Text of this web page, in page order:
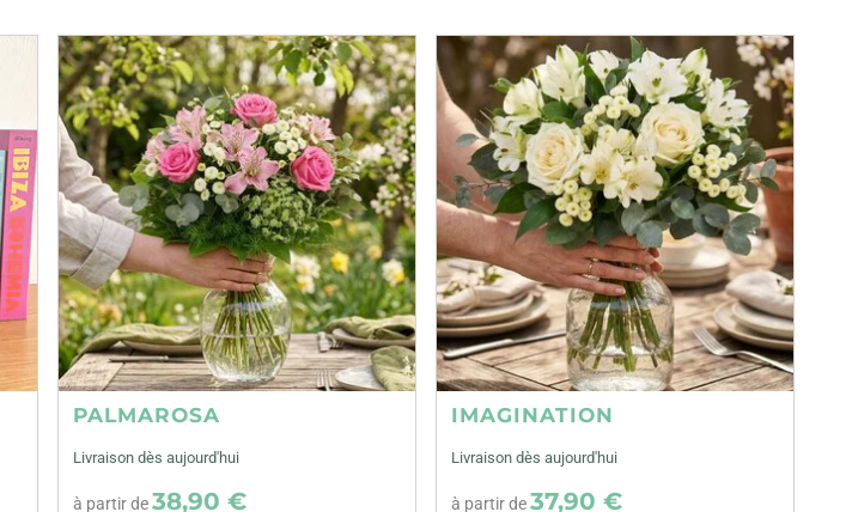
PALMAROSA
Livraison dès aujourd'hui
à partir de38,90 €
IMAGINATION
Livraison dès aujourd'hui
à partir de37,90 €